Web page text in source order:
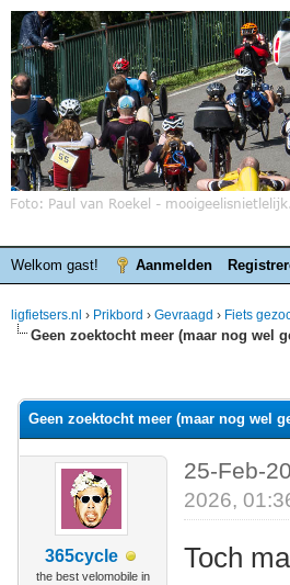
Welkom gast! Aanmelden
ligfietsers.nl › Prikbord › Gevraagd › Fiets
Geen zoektocht meer (maar nog wel
Geen zoektocht meer (maar nog wel
365cycle
the best velomobile in
25-Feb-
2026,
Toch